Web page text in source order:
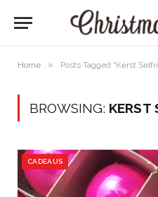
Home » Posts Tagged "Kerst
BROWSING: KERST
CADEAUS